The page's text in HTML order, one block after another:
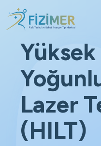
Yüksek
Lazer
(HILT)